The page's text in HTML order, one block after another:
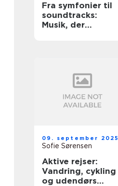
Fra symfonier til
soundtracks:
Musik, der
09. september 2025
Sofie Sørensen
Aktive rejser:
Vandring, cykling
og udendørs